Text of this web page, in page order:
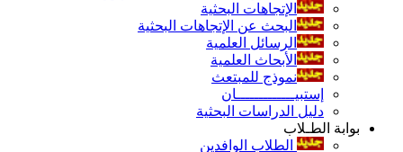
الإتجاهات البحثية
البحث عن الإتجاهات البحثية
الرسائل العلمية
الأبحاث العلمية
نموذج للمبتعث
إستبيـــــــــــــان
دليل الدراسات البحثية
بوابة الطـلاب
الطلاب الوافدين